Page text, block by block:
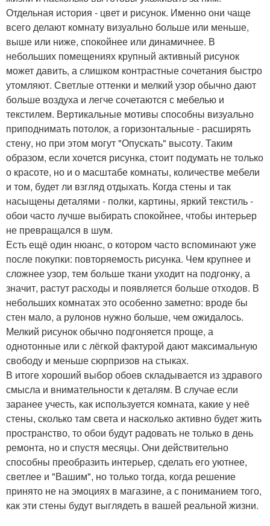
Отдельная история - цвет и рисунок. Именно они чаще
всего делают комнату визуально больше или меньше,
выше или ниже, спокойнее или динамичнее. В
небольших помещениях крупный активный рисунок
может давить, а слишком контрастные сочетания быстро
утомляют. Светлые оттенки и мелкий узор обычно дают
больше воздуха и легче сочетаются с мебелью и
текстилем. Вертикальные мотивы способны визуально
приподнимать потолок, а горизонтальные - расширять
стену, но при этом могут "Опускать" высоту. Таким
образом, если хочется рисунка, стоит подумать не только
о красоте, но и о масштабе комнаты, количестве мебели
и том, будет ли взгляд отдыхать. Когда стены и так
насыщены деталями - полки, картины, яркий текстиль -
обои часто лучше выбирать спокойнее, чтобы интерьер
не превращался в шум.
Есть ещё один нюанс, о котором часто вспоминают уже
после покупки: повторяемость рисунка. Чем крупнее и
сложнее узор, тем больше ткани уходит на подгонку, а
значит, растут расходы и появляется больше отходов. В
небольших комнатах это особенно заметно: вроде бы
стен мало, а рулонов нужно больше, чем ожидалось.
Мелкий рисунок обычно подгоняется проще, а
однотонные или с лёгкой фактурой дают максимальную
свободу и меньше сюрпризов на стыках.
В итоге хороший выбор обоев складывается из здравого
смысла и внимательности к деталям. В случае если
заранее учесть, как используется комната, какие у неё
стены, сколько там света и насколько активно будет жить
пространство, то обои будут радовать не только в день
ремонта, но и спустя месяцы. Они действительно
способны преобразить интерьер, сделать его уютнее,
светлее и "Вашим", но только тогда, когда решение
принято не на эмоциях в магазине, а с пониманием того,
как эти стены будут выглядеть в вашей реальной жизни.